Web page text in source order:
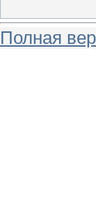
Полная